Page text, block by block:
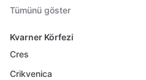
Tümünü göster
Kvarner Körfezi
Cres
Crikvenica